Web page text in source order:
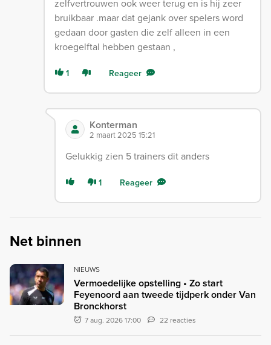
zelfvertrouwen ook weer terug en is hij zeer
bruikbaar .maar dat gejank over spelers word
gedaan door gasten die zelf alleen in een
kroegelftal hebben gestaan ,
1 Reageer
Konterman
2 maart 2025 15:21
Gelukkig zien 5 trainers dit anders
1 Reageer
Net binnen
NIEUWS
Vermoedelijke opstelling • Zo start
Feyenoord aan tweede tijdperk onder Van
Bronckhorst
7 aug. 2026 17:00 22 reacties